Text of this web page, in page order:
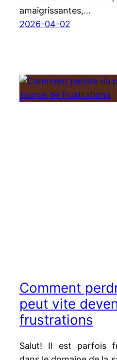
amaigrissantes,…
2026-04-02
Comment
peut vite
frustrations
Salut! Il est parfois